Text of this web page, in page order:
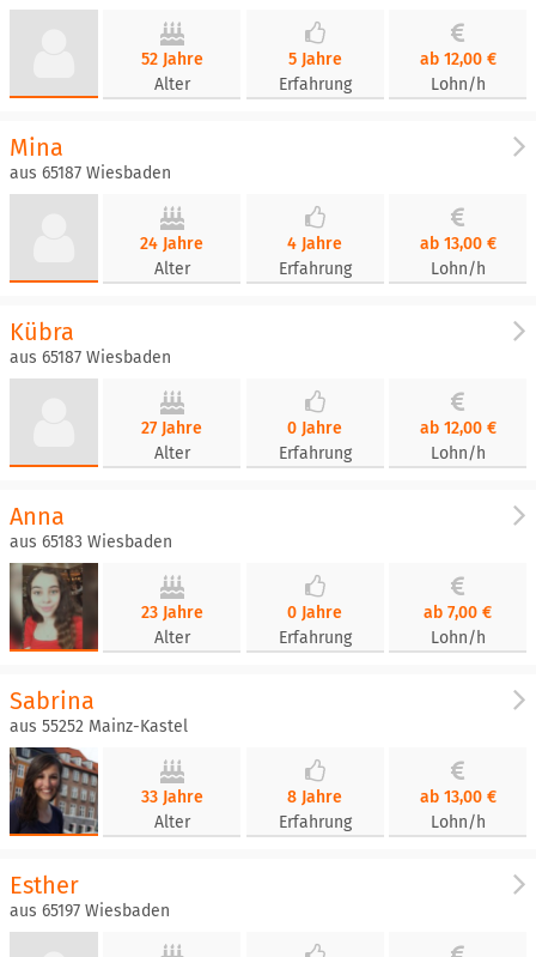
52 Jahre
Alter
5 Jahre
Erfahrung
ab 12,00 €
Lohn/h
Mina
aus 65187 Wiesbaden
24 Jahre
Alter
4 Jahre
Erfahrung
ab 13,00 €
Lohn/h
Kübra
aus 65187 Wiesbaden
27 Jahre
Alter
0 Jahre
Erfahrung
ab 12,00 €
Lohn/h
Anna
aus 65183 Wiesbaden
23 Jahre
Alter
0 Jahre
Erfahrung
ab 7,00 €
Lohn/h
Sabrina
aus 55252 Mainz-Kastel
33 Jahre
Alter
8 Jahre
Erfahrung
ab 13,00 €
Lohn/h
Esther
aus 65197 Wiesbaden